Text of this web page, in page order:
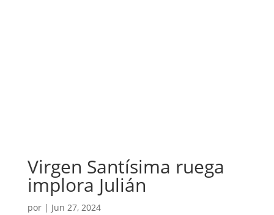
Virgen Santísima ruega
implora Julián
por | Jun 27, 2024